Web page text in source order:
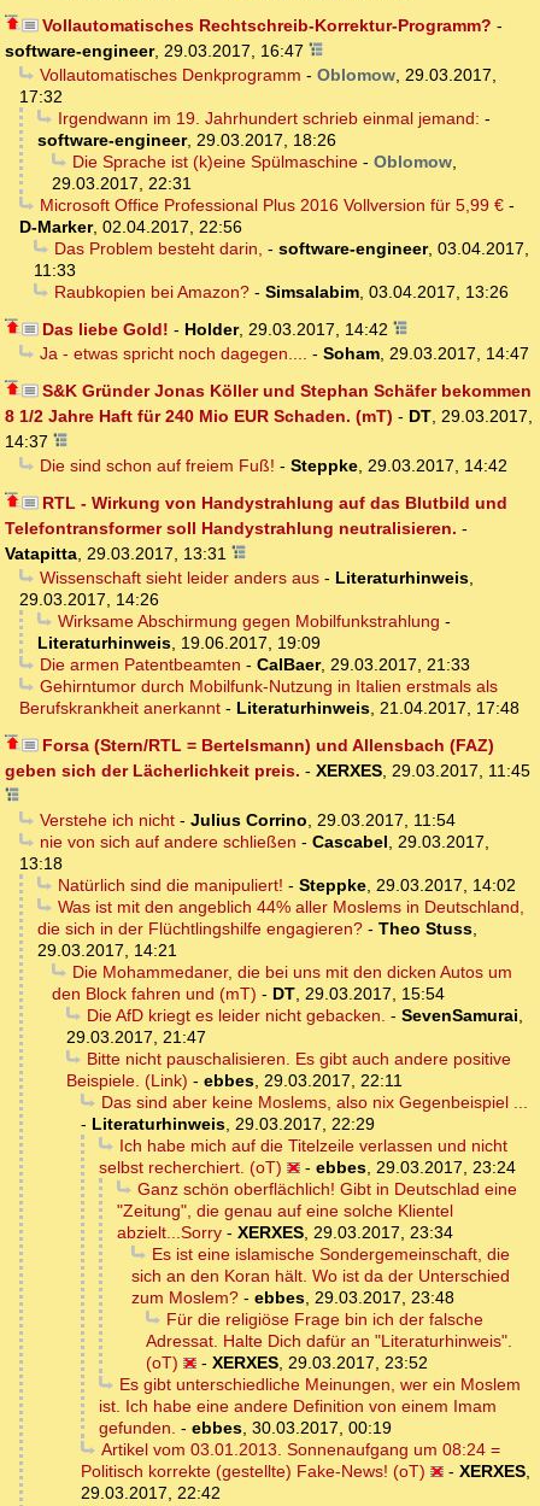
Vollautomatisches Rechtschreib-Korrektur-Programm? -
software-engineer, 29.03.2017, 16:47
Vollautomatisches Denkprogramm - Oblomow, 29.03.2017,
17:32
Irgendwann im 19. Jahrhundert schrieb einmal jemand: -
software-engineer, 29.03.2017, 18:26
Die Sprache ist (k)eine Spülmaschine- Oblomow,
29.03.2017, 22:31
Microsoft Office Professional Plus 2016 Vollversion für 5,99 €-
D-Marker, 02.04.2017, 22:56
Das Problem besteht darin, - software-engineer, 03.04.2017,
11:33
Raubkopien bei Amazon?- Simsalabim, 03.04.2017, 13:26
Das liebe Gold! - Holder, 29.03.2017, 14:42
Ja - etwas spricht noch dagegen.... - Soham, 29.03.2017, 14:47
S&K Gründer Jonas Köller und Stephan Schäfer bekommen
8 1/2 Jahre Haft für 240 Mio EUR Schaden. (mT) - DT, 29.03.2017,
14:37
Die sind schon auf freiem Fuß! - Steppke, 29.03.2017, 14:42
RTL - Wirkung von Handystrahlung auf das Blutbild und
Telefontransformer soll Handystrahlung neutralisieren. -
Vatapitta, 29.03.2017, 13:31
Wissenschaft sieht leider anders aus- Literaturhinweis,
29.03.2017, 14:26
Wirksame Abschirmung gegen Mobilfunkstrahlung -
Literaturhinweis, 19.06.2017, 19:09
Die armen Patentbeamten - CalBaer, 29.03.2017, 21:33
Gehirntumor durch Mobilfunk-Nutzung in Italien erstmals als
Berufskrankheit anerkannt - Literaturhinweis, 21.04.2017, 17:48
Forsa (Stern/RTL = Bertelsmann) und Allensbach (FAZ)
geben sich der Lächerlichkeit preis. - XERXES, 29.03.2017, 11:45
Verstehe ich nicht- Julius Corrino, 29.03.2017, 11:54
nie von sich auf andere schließen - Cascabel, 29.03.2017,
13:18
Natürlich sind die manipuliert! - Steppke, 29.03.2017, 14:02
Was ist mit den angeblich 44% aller Moslems in Deutschland,
die sich in der Flüchtlingshilfe engagieren? - Theo Stuss,
29.03.2017, 14:21
Die Mohammedaner, die bei uns mit den dicken Autos um
den Block fahren und (mT) - DT, 29.03.2017, 15:54
Die AfD kriegt es leider nicht gebacken. - SevenSamurai,
29.03.2017, 21:47
Bitte nicht pauschalisieren. Es gibt auch andere positive
Beispiele. (Link) - ebbes, 29.03.2017, 22:11
Das sind aber keine Moslems, also nix Gegenbeispiel ...
- Literaturhinweis, 29.03.2017, 22:29
Ich habe mich auf die Titelzeile verlassen und nicht
selbst recherchiert. (oT)
- ebbes, 29.03.2017, 23:24
Ganz schön oberflächlich! Gibt in Deutschlad eine
"Zeitung", die genau auf eine solche Klientel
abzielt...Sorry - XERXES, 29.03.2017, 23:34
Es ist eine islamische Sondergemeinschaft, die
sich an den Koran hält. Wo ist da der Unterschied
zum Moslem? - ebbes, 29.03.2017, 23:48
Für die religiöse Frage bin ich der falsche
Adressat. Halte Dich dafür an "Literaturhinweis".
(oT)
- XERXES, 29.03.2017, 23:52
Es gibt unterschiedliche Meinungen, wer ein Moslem
ist. Ich habe eine andere Definition von einem Imam
gefunden. - ebbes, 30.03.2017, 00:19
Artikel vom 03.01.2013. Sonnenaufgang um 08:24 =
Politisch korrekte (gestellte) Fake-News! (oT)
- XERXES,
29.03.2017, 22:42